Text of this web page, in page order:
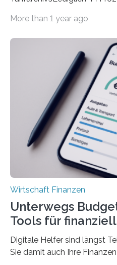
tarifgebundenen Betrieben
Unterkünfte fast überall
viele Beschäftigte ist
Juli ausgezahlte
sich den wohlverdienten
können. Allerdings erhält
einmal die Hälfte aller
Privatwirtschaft
More than 1 year ago
Wirtschaft Finanzen
Unterwegs
Tools für
Digitale Helfer sind längst
Sie damit auch Ihre